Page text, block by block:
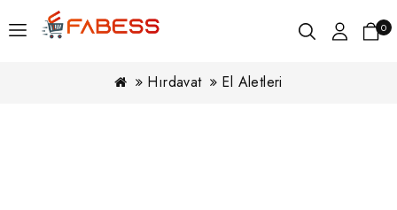
0
Hırdavat El Aletleri